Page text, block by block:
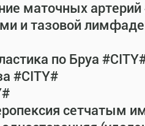
маточных артерий
и тазовой
по Бруа
#CITY#
сетчатым